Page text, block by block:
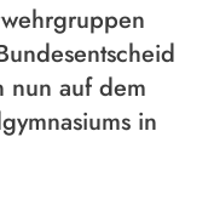
nun auf dem
in